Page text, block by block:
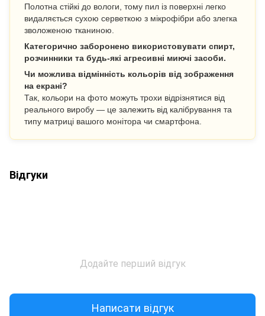
Полотна стійкі до вологи, тому пил із поверхні легко
видаляється сухою серветкою з мікрофібри або злегка
зволоженою тканиною.
Категорично заборонено використовувати спирт,
розчинники та будь-які агресивні миючі засоби.
Чи можлива відмінність кольорів від зображення
на екрані?
Так, кольори на фото можуть трохи відрізнятися від
реального виробу — це залежить від калібрування та
типу матриці вашого монітора чи смартфона.
Відгуки
Додайте перший відгук
Написати відгук